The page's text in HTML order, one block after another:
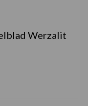
Werzalit